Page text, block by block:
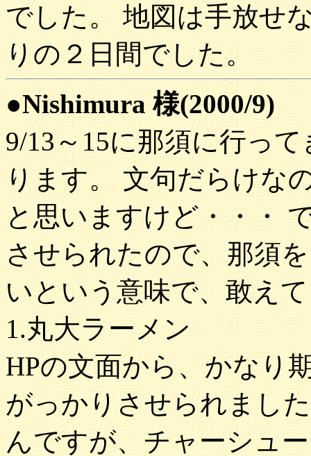
でした。 地図は手放せ
りの２日間でした。
●Nishimura 様(2000/9)
9/13～15に那須に行っ
ります。 文句だらけな
と思いますけど・・・
させられたので、那須
いという意味で、敢え
1.丸大ラーメン
HPの文面から、かなり
がっかりさせられまし
んですが、チャーシュ